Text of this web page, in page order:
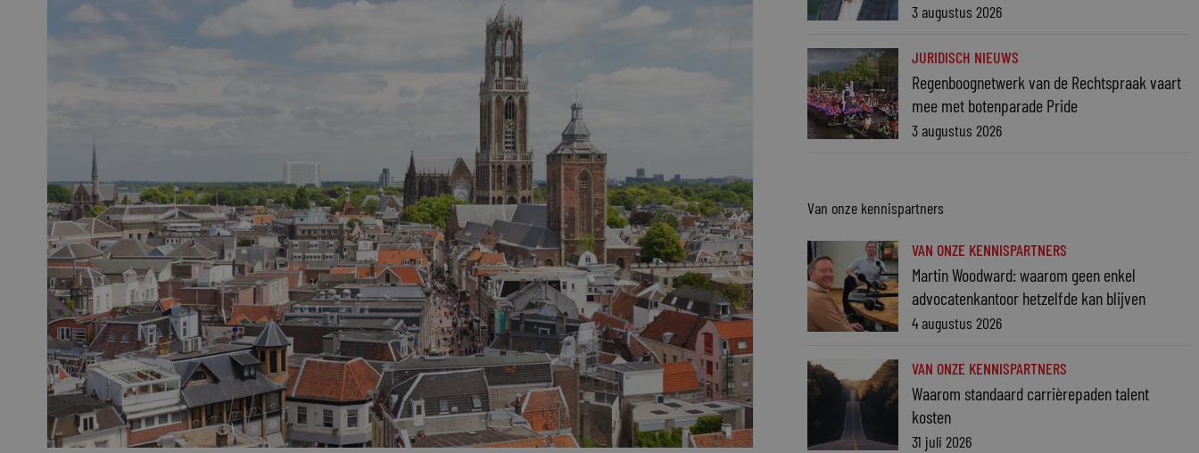
3 augustus 2026
JURIDISCH NIEUWS
Regenboognetwerk van de Rechtspraak vaart
mee met botenparade Pride
3 augustus 2026
Van onze kennispartners
VAN ONZE KENNISPARTNERS
Martin Woodward: waarom geen enkel
advocatenkantoor hetzelfde kan blijven
4 augustus 2026
VAN ONZE KENNISPARTNERS
Waarom standaard carrièrepaden talent
kosten
31 juli 2026